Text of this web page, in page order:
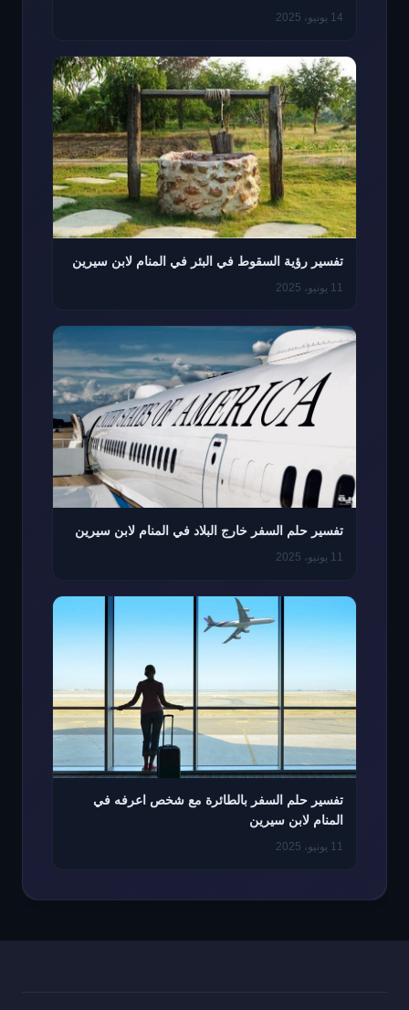
14 يونيو، 2025
تفسير رؤية السقوط في البئر في المنام لابن سيرين
11 يونيو، 2025
تفسير حلم السفر خارج البلاد في المنام لابن سيرين
11 يونيو، 2025
تفسير حلم السفر بالطائرة مع شخص اعرفه في
المنام لابن سيرين
11 يونيو، 2025